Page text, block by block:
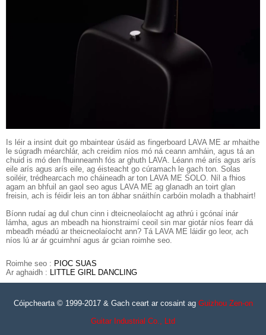
Is léir a insint duit go mbaintear úsáid as fingerboard LAVA ME ar mhaithe
le súgradh méarchlár, ach creidim níos mó ná ceann amháin, agus tá an
chuid is mó den fhuinneamh fós ar ghuth LAVA. Léann mé arís agus arís
eile arís agus arís eile, ag éisteacht go cúramach le gach ton. Solas
soiléir, trédhearcach mo cháineadh ar ton LAVA ME SOLO. Níl a fhios
agam an bhfuil an gaol seo agus LAVA ME ag glanadh an toirt glan
freisin, ach is féidir leis an ton ábhar snáithín carbóin moladh a thabhairt!
Bíonn rudaí ag dul chun cinn i dteicneolaíocht ag athrú i gcónaí inár
lámha, agus an mbeadh na hionstraimí ceoil sin mar giotár níos fearr dá
mbeadh méadú ar theicneolaíocht ann? Tá LAVA ME láidir go leor, ach
níos lú ar ár gcuimhní agus ár gcian roimhe seo.
Roimhe seo : PIOC SUAS
Ar aghaidh : LITTLE GIRL DANCLING
Cóipchearta © 1999-2017 & Gach ceart ar cosaint ag Guizhou Zen-on
Guitar Industrial Co., Ltd